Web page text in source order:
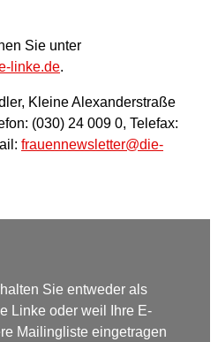
Sie unter
linke.de.
Kleine Alexanderstraße
(030) 24 009 0, Telefax:
frauennewsletter@die-
Sie entweder als
Linke oder weil Ihre E-
Mailingliste eingetragen